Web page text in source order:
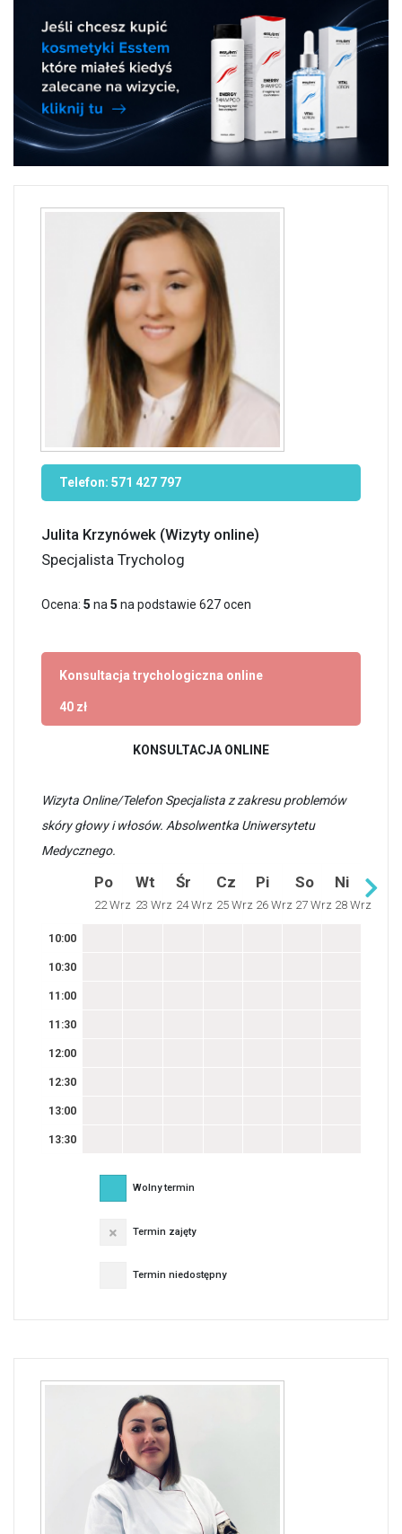
Telefon: 571 427 797
Julita Krzynówek (Wizyty online)
Specjalista Trycholog
Ocena: 5 na5 na podstawie 627ocen
Konsultacja trychologiczna online
40 zł
KONSULTACJA ONLINE
Wizyta Online/Telefon Specjalista z zakresu problemów
skóry głowy i włosów. Absolwentka Uniwersytetu
Medycznego.
Po
22 Wrz
Wt
23 Wrz
Śr
24 Wrz
Cz
25 Wrz
Pi
26 Wrz
So
27 Wrz
Ni
28 Wrz
10:00
10:30
11:00
11:30
12:00
12:30
13:00
13:30
Wolny termin
Termin zajęty
Termin niedostępny